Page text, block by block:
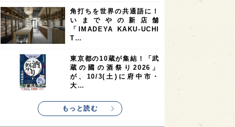
全蔵めぐり 1 シンガポール 1 カナダ 1
群馬県 1 熊本県 徳島県
イギリス 1 ノルウェー 1 新宿区 1
歌舞伎町 1 1 鳥取県 1
saketimes_image_4
角打ちを世界の共通語に！
いまでやの新店舗
「IMADEYA KAKU-UCHI
T…
東京都の10蔵が集結！「武
蔵の國の酒祭り2026」
が、10/3(土)に府中市・
大…
もっと読む